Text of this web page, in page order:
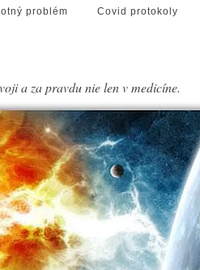
problém Covid protokoly
a za pravdu nie len v medicíne.